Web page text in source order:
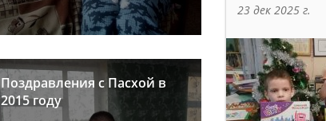
Поздравления с Пасхой в
2015 году
23 дек 2025 г.